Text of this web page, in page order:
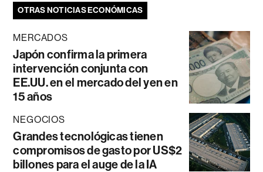
OTRAS NOTICIAS ECONÓMICAS
MERCADOS
Japón confirma la primera
intervención conjunta con
EE.UU. en el mercado del yen en
15 años
NEGOCIOS
Grandes tecnológicas tienen
compromisos de gasto por US$2
billones para el auge de la IA